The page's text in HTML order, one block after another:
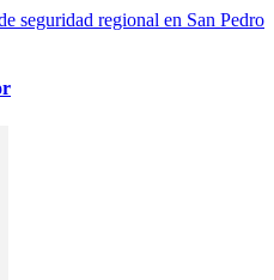
seguridad regional en San Pedro